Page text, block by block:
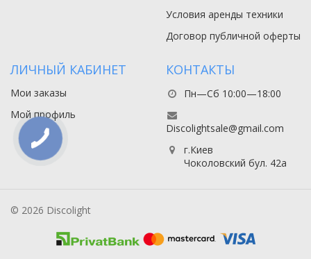
Условия аренды техники
Договор публичной оферты
ЛИЧНЫЙ КАБИНЕТ
Мои заказы
Мой профиль
КОНТАКТЫ
Пн—Сб 10:00—18:00
Discolightsale@gmail.com
г.Киев
Чоколовский бул. 42а
© 2026 Discolight